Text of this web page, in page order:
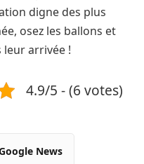
digne des plus
osez les ballons et
leur arrivée !
4.9/5 - (6 votes)
News